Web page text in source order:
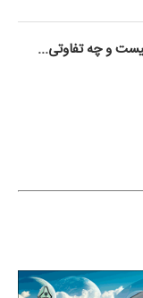
و چه تفاوتی...